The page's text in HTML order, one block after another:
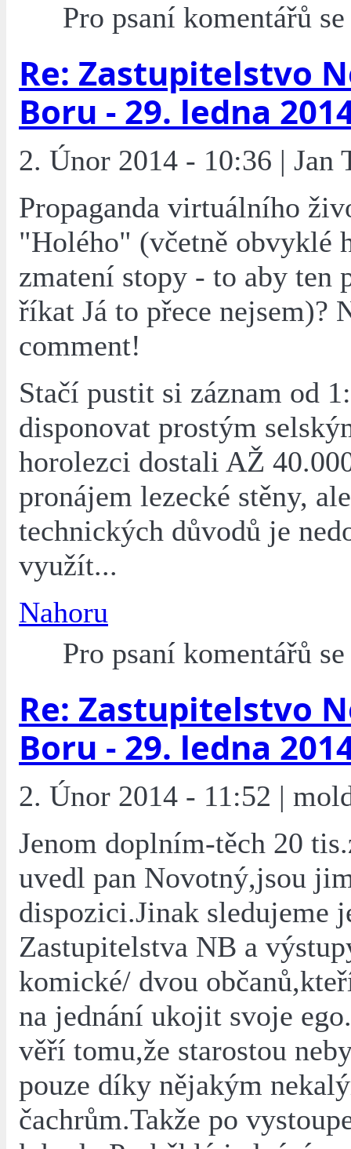
Pro psaní komentářů
Re: Zastupitelstvo
Boru - 29. ledna
2. Únor 2014 - 10:36 | Jan
Propaganda virtuálního
"Holého" (včetně obvyklé
zmatení stopy - to aby ten
říkat Já to přece nejsem)?
comment!
Stačí pustit si záznam od
disponovat prostým
horolezci dostali AŽ
pronájem lezecké stěny,
technických důvodů je
využít...
Nahoru
Pro psaní komentářů
Re: Zastupitelstvo
Boru - 29. ledna
2. Únor 2014 - 11:52 |
Jenom doplním-těch 20
uvedl pan Novotný,jsou
dispozici.Jinak sledujeme
Zastupitelstva NB a
komické/ dvou
na jednání ukojit svoje
věří tomu,že starostou
pouze díky nějakým
čachrům.Takže po